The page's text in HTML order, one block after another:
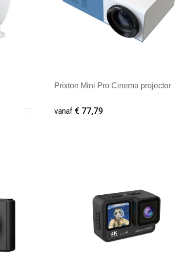
Prixton Mini Pro Cinema projector
vanaf€ 77,79